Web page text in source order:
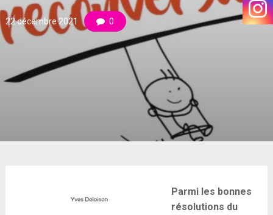
22 décembre 2021 0
Parmi les bonnes
résolutions du